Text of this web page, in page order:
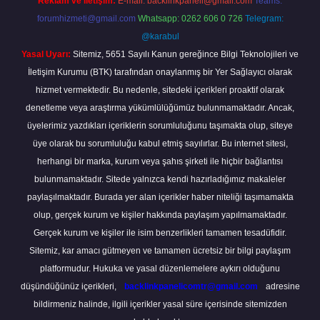
forumhizmeti@gmail.com Whatsapp: 0262 606 0 726 Telegram:
@karabul
Yasal Uyarı: Sitemiz, 5651 Sayılı Kanun gereğince Bilgi Teknolojileri ve
İletişim Kurumu (BTK) tarafından onaylanmış bir Yer Sağlayıcı olarak
hizmet vermektedir. Bu nedenle, sitedeki içerikleri proaktif olarak
denetleme veya araştırma yükümlülüğümüz bulunmamaktadır. Ancak,
üyelerimiz yazdıkları içeriklerin sorumluluğunu taşımakta olup, siteye
üye olarak bu sorumluluğu kabul etmiş sayılırlar. Bu internet sitesi,
herhangi bir marka, kurum veya şahıs şirketi ile hiçbir bağlantısı
bulunmamaktadır. Sitede yalnızca kendi hazırladığımız makaleler
paylaşılmaktadır. Burada yer alan içerikler haber niteliği taşımamakta
olup, gerçek kurum ve kişiler hakkında paylaşım yapılmamaktadır.
Gerçek kurum ve kişiler ile isim benzerlikleri tamamen tesadüfidir.
Sitemiz, kar amacı gütmeyen ve tamamen ücretsiz bir bilgi paylaşım
platformudur. Hukuka ve yasal düzenlemelere aykırı olduğunu
düşündüğünüz içerikleri,
backlinkpanelicomtr@gmail.com
adresine
bildirmeniz halinde, ilgili içerikler yasal süre içerisinde sitemizden